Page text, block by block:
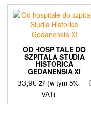
OD HOSPITALE DO
SZPITALA STUDIA
HISTORICA
GEDANENSIA XI
33,90zł (w tym 5%
VAT)